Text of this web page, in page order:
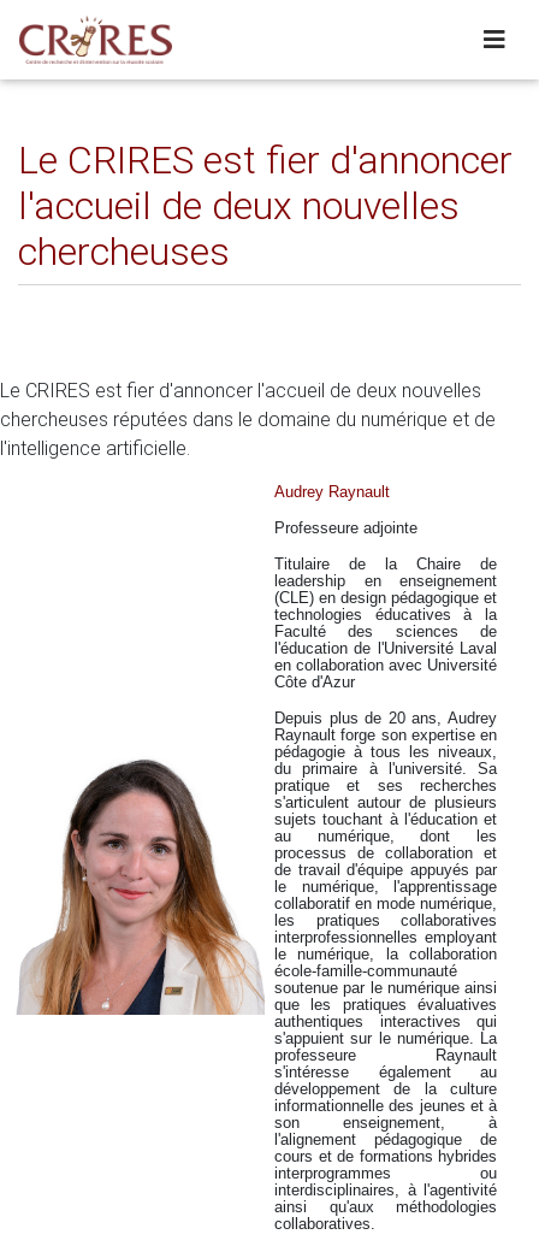
Le CRIRES est fier d'annoncer
l'accueil de deux nouvelles
chercheuses
Le CRIRES est fier d'annoncer l'accueil de deux nouvelles
chercheuses réputées dans le domaine du numérique et de
l'intelligence artificielle.
Audrey Raynault
Professeure adjointe
Titulaire de la Chaire de
leadership en enseignement
(CLE) en design pédagogique et
technologies éducatives à la
Faculté des sciences de
l'éducation de l'Université Laval
en collaboration avec Université
Côte d'Azur
Depuis plus de 20 ans, Audrey
Raynault forge son expertise en
pédagogie à tous les niveaux,
du primaire à l'université. Sa
pratique et ses recherches
s'articulent autour de plusieurs
sujets touchant à l'éducation et
au numérique, dont les
processus de collaboration et
de travail d'équipe appuyés par
le numérique, l'apprentissage
collaboratif en mode numérique,
les pratiques collaboratives
interprofessionnelles employant
le numérique, la collaboration
école-famille-communauté
soutenue par le numérique ainsi
que les pratiques évaluatives
authentiques interactives qui
s'appuient sur le numérique. La
professeure Raynault
s'intéresse également au
développement de la culture
informationnelle des jeunes et à
son enseignement, à
l'alignement pédagogique de
cours et de formations hybrides
interprogrammes ou
interdisciplinaires, à l'agentivité
ainsi qu'aux méthodologies
collaboratives.